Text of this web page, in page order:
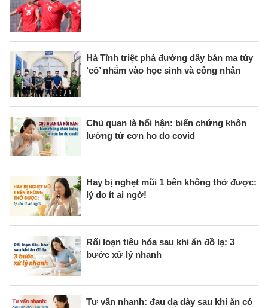
Hà Tĩnh triệt phá đường dây bán ma túy
‘cỏ’ nhắm vào học sinh và công nhân
Chủ quan là hối hận: biến chứng khôn
lường từ cơn ho do covid
Hay bị nghẹt mũi 1 bên không thở được:
lý do ít ai ngờ!
Rối loạn tiêu hóa sau khi ăn đồ lạ: 3
bước xử lý nhanh
Tư vấn nhanh: đau dạ dày sau khi ăn có